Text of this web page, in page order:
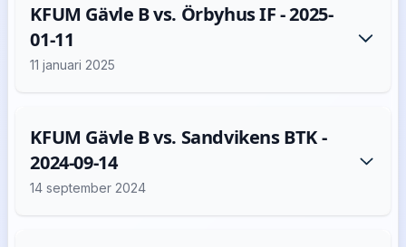
KFUM Gävle B vs. Örbyhus IF - 2025-
01-11
11 januari 2025
KFUM Gävle B vs. Sandvikens BTK -
2024-09-14
14 september 2024